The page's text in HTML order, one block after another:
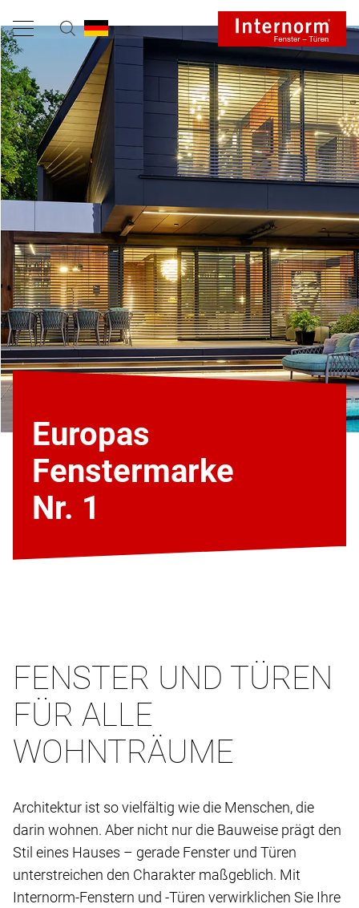
Europas
Fenstermarke
Nr. 1
FENSTER UND TÜREN
FÜR ALLE
WOHNTRÄUME
Architektur ist so vielfältig wie die Menschen, die
darin wohnen. Aber nicht nur die Bauweise prägt den
Stil eines Hauses – gerade Fenster und Türen
unterstreichen den Charakter maßgeblich. Mit
Internorm-Fenstern und -Türen verwirklichen Sie Ihre